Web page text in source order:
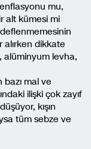
mu,
alt kümesi mi
alırken dikkate
alüminyum levha,
mal ve
ilişki çok zayıf
kışın
tüm sebze ve